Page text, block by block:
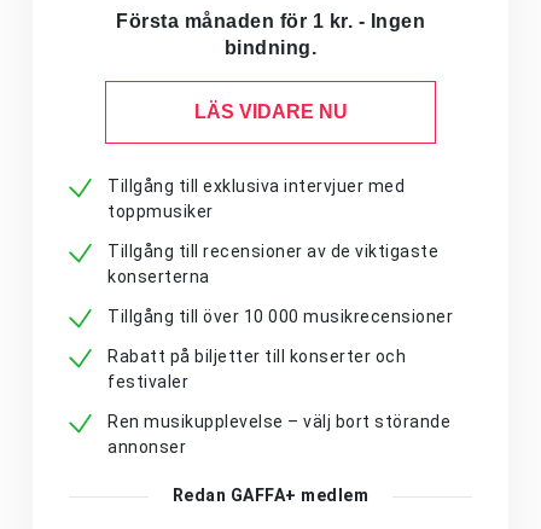
Första månaden för 1 kr. - Ingen
bindning.
LÄS VIDARE NU
Tillgång till exklusiva intervjuer med
toppmusiker
Tillgång till recensioner av de viktigaste
konserterna
Tillgång till över 10 000 musikrecensioner
Rabatt på biljetter till konserter och
festivaler
Ren musikupplevelse – välj bort störande
annonser
Redan GAFFA+ medlem